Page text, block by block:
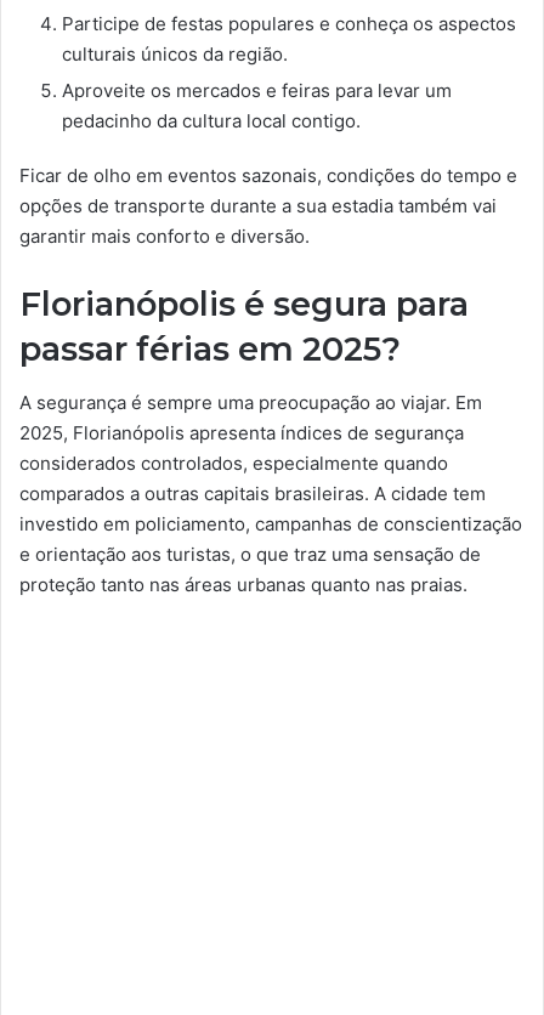
Participe de festas populares e conheça os aspectos
culturais únicos da região.
Aproveite os mercados e feiras para levar um
pedacinho da cultura local contigo.
Ficar de olho em eventos sazonais, condições do tempo e
opções de transporte durante a sua estadia também vai
garantir mais conforto e diversão.
Florianópolis é segura para
passar férias em 2025?
A segurança é sempre uma preocupação ao viajar. Em
2025, Florianópolis apresenta índices de segurança
considerados controlados, especialmente quando
comparados a outras capitais brasileiras. A cidade tem
investido em policiamento, campanhas de conscientização
e orientação aos turistas, o que traz uma sensação de
proteção tanto nas áreas urbanas quanto nas praias.